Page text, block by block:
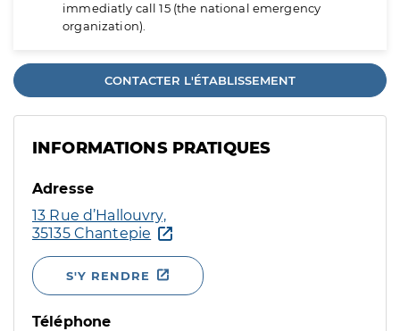
immediatly call 15 (the national emergency
organization).
CONTACTER L'ÉTABLISSEMENT
INFORMATIONS PRATIQUES
Adresse
13 Rue d’Hallouvry,
35135 Chantepie
S'Y RENDRE
Téléphone